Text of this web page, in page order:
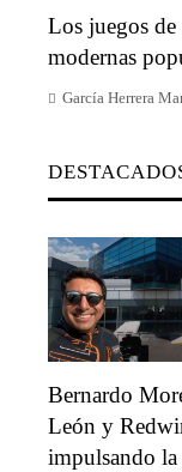
Los juegos de
modernas
García Herrera
Bernardo
León y
impulsando la